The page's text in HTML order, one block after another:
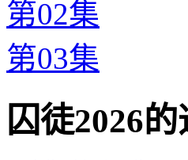
第02集
第03集
囚徒2026的